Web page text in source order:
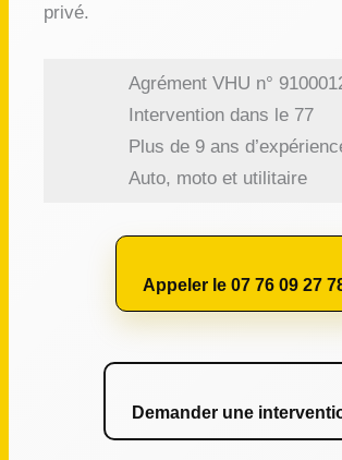
privé.
Agrément VHU n°
Intervention dans le 77
Plus de 9 ans
Auto, moto et utilitaire
Appeler le 07 76 09 27
Demander une